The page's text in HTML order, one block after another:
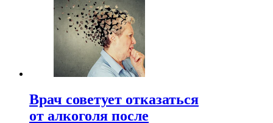
Врач советует отказаться
от алкоголя после